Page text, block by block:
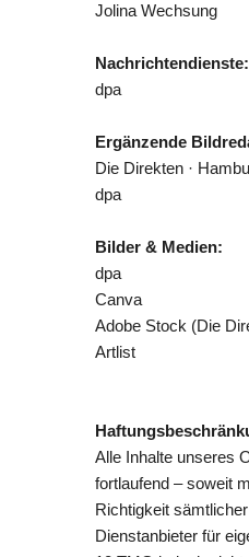
Jolina Wechsung
Nachrichtendienste:
dpa
Ergänzende
Die Direkten ·
dpa
Bilder & Medien:
dpa
Canva
Adobe Stock (Die
Artlist
Alle Inhalte unseres
fortlaufend – soweit
Richtigkeit
Dienstanbieter für